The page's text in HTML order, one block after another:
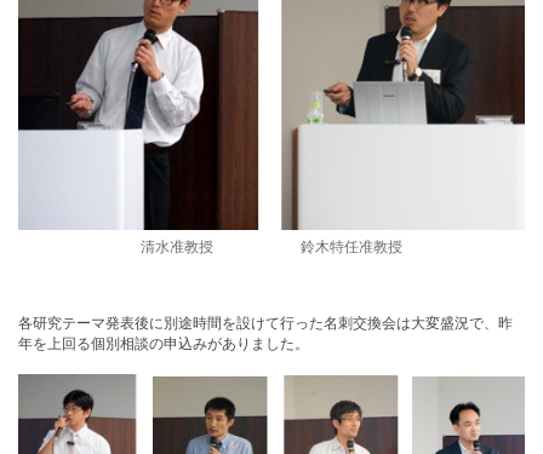
清水准教授 鈴木特任准教授
各研究テーマ発表後に別途時間を設けて行った名刺交換会は大変盛況で、昨
年を上回る個別相談の申込みがありました。